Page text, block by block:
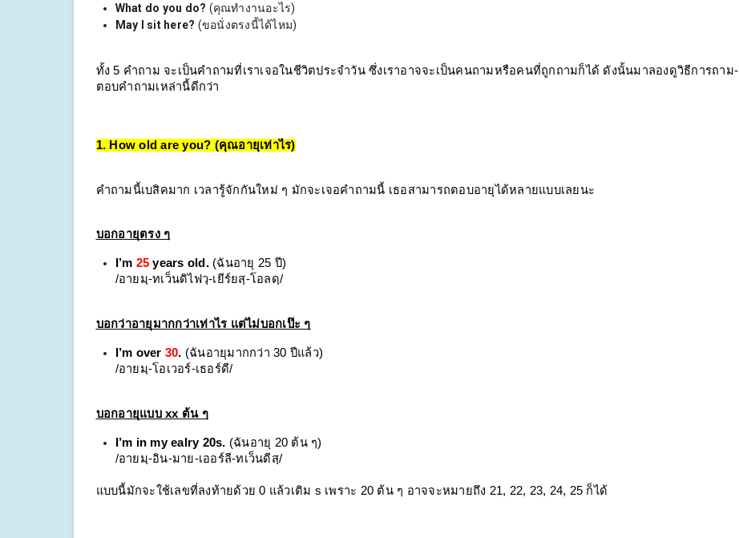
What do you do? (คุณทำงานอะไร)
May I sit here? (ขอนั่งตรงนี้ได้ไหม)
ทั้ง 5 คำถาม จะเป็นคำถามที่เราเจอในชีวิตประจำวัน ซึ่งเราอาจจะเป็นคนถามหรือคนที่ถูกถามก็ได้ ดังนั้นมาลองดูวิธีการถาม-
ตอบคำถามเหล่านี้ดีกว่า
1. How old are you? (คุณอายุเท่าไร)
คำถามนี้เบสิคมาก เวลารู้จักกันใหม่ ๆ มักจะเจอคำถามนี้ เธอสามารถตอบอายุได้หลายแบบเลยนะ
บอกอายุตรง ๆ
I’m 25 years old. (ฉันอายุ 25 ปี)
/อายมฺ-ทเว็นดิไฟวฺ-เยีร์ยสฺ-โอลดฺ/
บอกว่าอายุมากกว่าเท่าไร แต่ไม่บอกเป๊ะ ๆ
I’m over 30. (ฉันอายุมากกว่า 30 ปีแล้ว)
/อายมฺ-โอเวอร์-เธอร์ดี/
บอกอายุแบบ xx ต้น ๆ
I’m in my ealry 20s. (ฉันอายุ 20 ต้น ๆ)
/อายมฺ-อิน-มาย-เออร์ลี-ทเว็นดีสฺ/
แบบนี้มักจะใช้เลขที่ลงท้ายด้วย 0 แล้วเติม s เพราะ 20 ต้น ๆ อาจจะหมายถึง 21, 22, 23, 24, 25 ก็ได้